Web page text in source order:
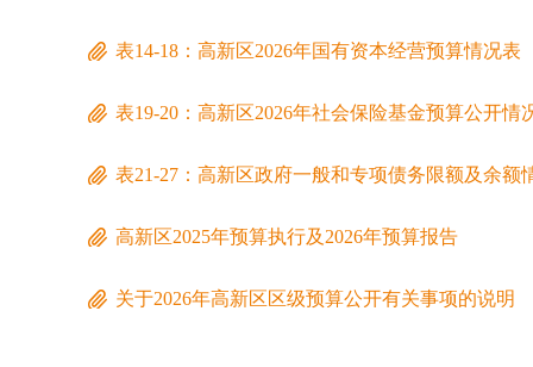
表14-18：高新区2026年国有资本经营预算情况表
表19-20：高新区2026年社会保险基金预算公开情
表21-27：高新区政府一般和专项债务限额及余额
高新区2025年预算执行及2026年预算报告
关于2026年高新区区级预算公开有关事项的说明